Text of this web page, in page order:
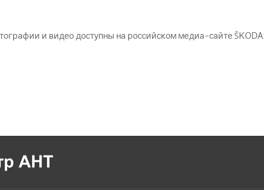
и видео доступны на российском медиа-сайте ŠKODА: